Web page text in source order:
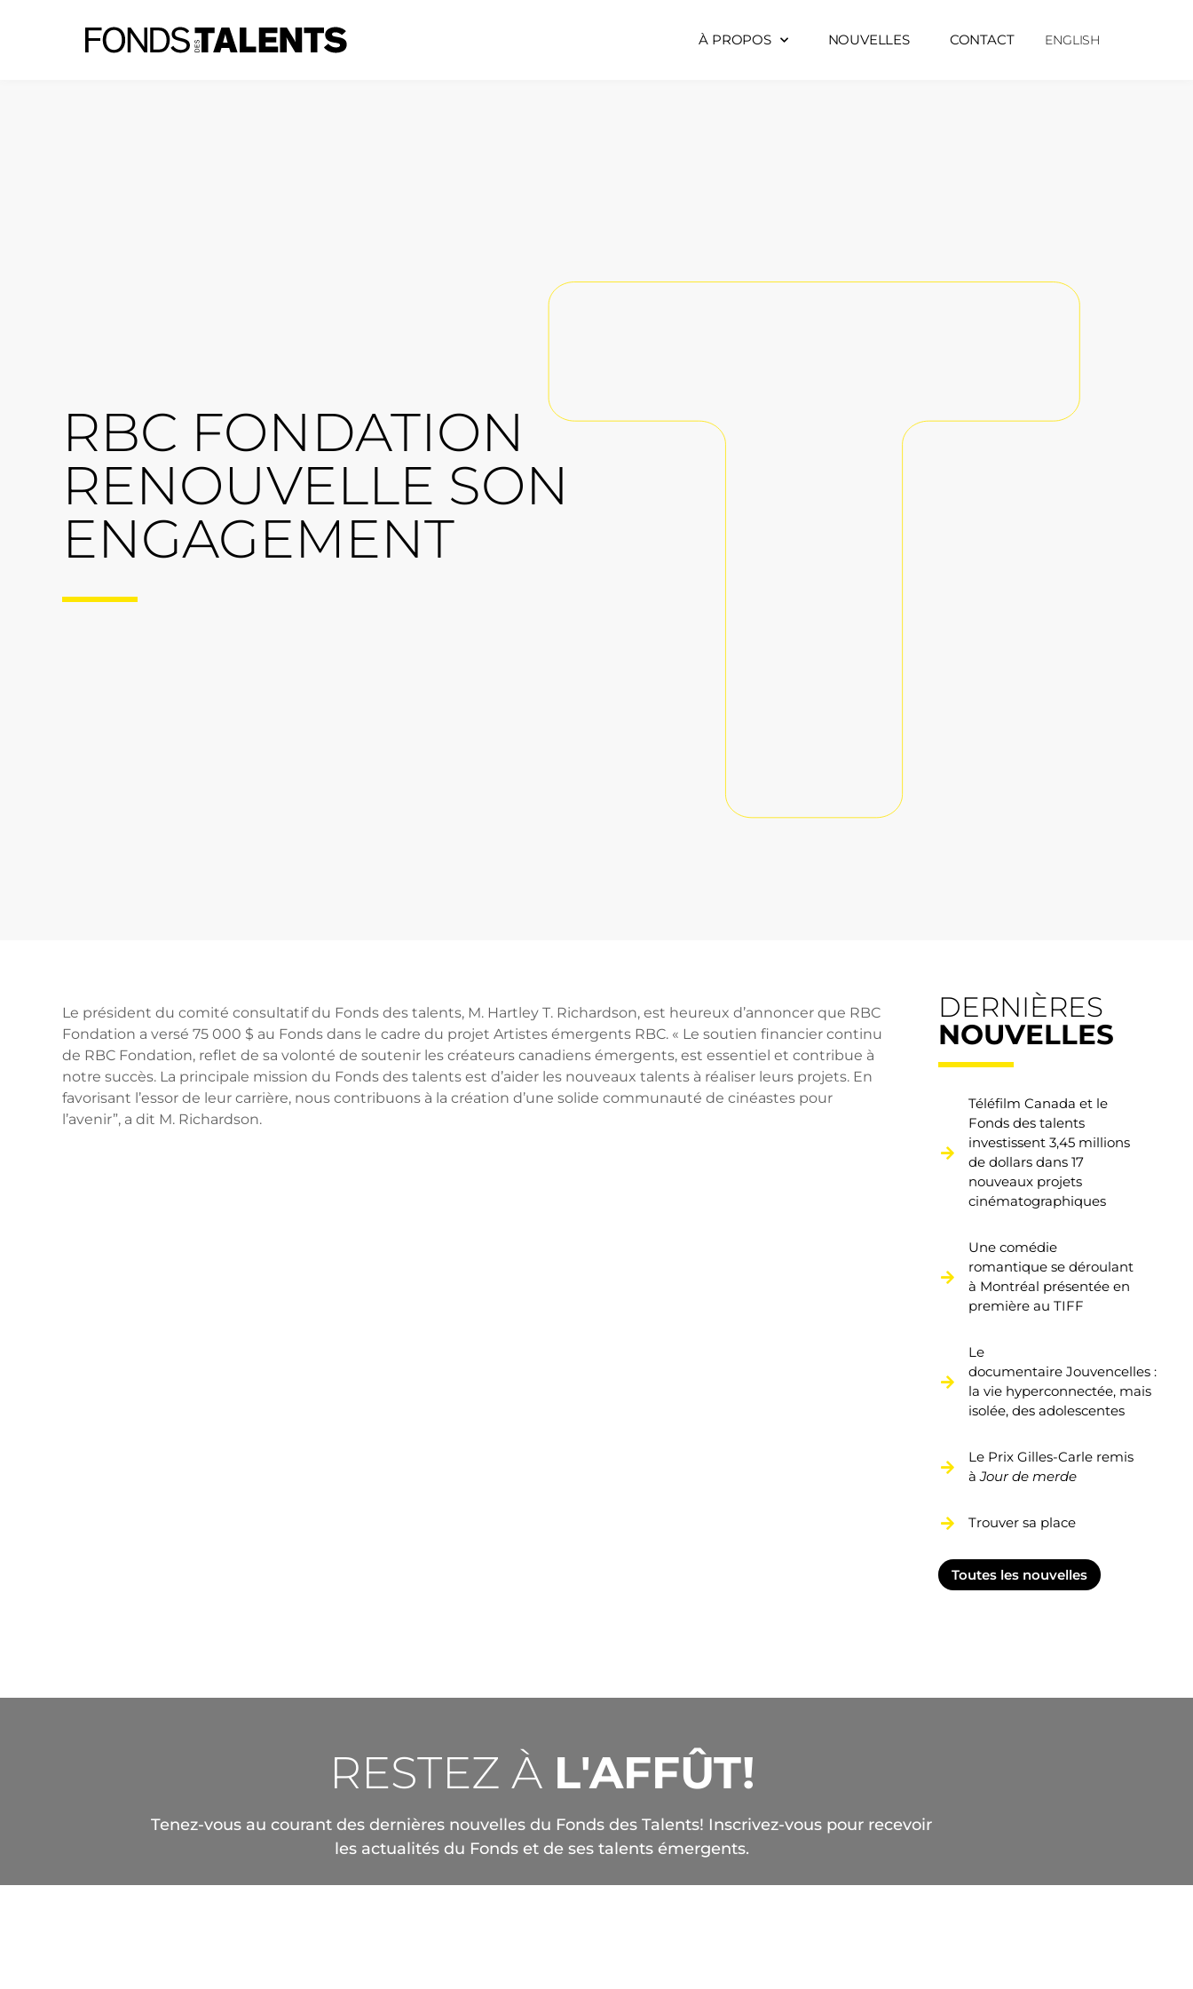
À PROPOS NOUVELLES CONTACT ENGLISH
RBC FONDATION
RENOUVELLE SON
ENGAGEMENT
Le président du comité consultatif du Fonds des talents, M. Hartley T. Richardson, est heureux d’annoncer que RBC
Fondation a versé 75 000 $ au Fonds dans le cadre du projet Artistes émergents RBC. « Le soutien financier continu
de RBC Fondation, reflet de sa volonté de soutenir les créateurs canadiens émergents, est essentiel et contribue à
notre succès. La principale mission du Fonds des talents est d’aider les nouveaux talents à réaliser leurs projets. En
favorisant l’essor de leur carrière, nous contribuons à la création d’une solide communauté de cinéastes pour
l’avenir”, a dit M. Richardson.
DERNIÈRES
NOUVELLES
Téléfilm Canada et le
Fonds des talents
investissent 3,45 millions
de dollars dans 17
nouveaux projets
cinématographiques
Une comédie
romantique se déroulant
à Montréal présentée en
première au TIFF
Le
documentaire Jouvencelles :
la vie hyperconnectée, mais
isolée, des adolescentes
Le Prix Gilles-Carle remis
àJour de merde
Trouver sa place
Toutes les nouvelles
RESTEZ À L'AFFÛT!
Tenez-vous au courant des dernières nouvelles du Fonds des Talents! Inscrivez-vous pour recevoir
les actualités du Fonds et de ses talents émergents.